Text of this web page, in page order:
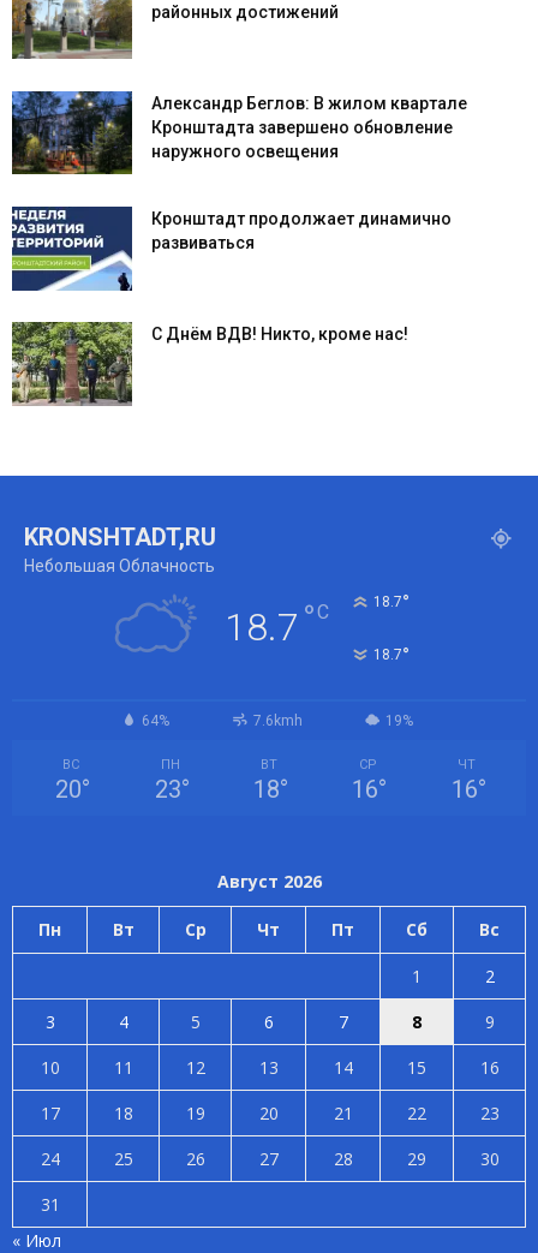
районных достижений
Александр Беглов: В жилом квартале
Кронштадта завершено обновление
наружного освещения
Кронштадт продолжает динамично
развиваться
С Днём ВДВ! Никто, кроме нас!
KRONSHTADT,RU
Небольшая Облачность
18.7 °C 18.7°
18.7°
64% 7.6kmh 19%
ВС
20°
ПН
23°
ВТ
18°
СР
16°
ЧТ
16°
Август 2026
Пн Вт Ср Чт Пт Сб Вс
1
2
3
4 5 6 7 8
9
10
11 12 13 14 15
16
17
18 19 20 21 22
23
24
25 26 27 28 29
30
31
« Июл